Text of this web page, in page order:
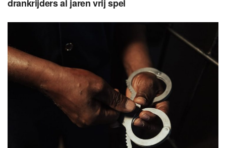
drankrijders al jaren vrij spel